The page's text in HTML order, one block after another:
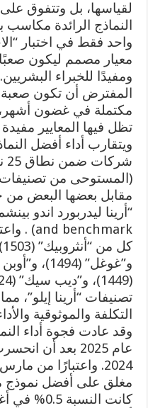
لقياسها، بل وتتفوق
واحد فقط في اختبار
معيار مصمم ليكون
ومفيدًا للخبراء
المفترض أن تكون
مكتملة في غضون أشهر،
تظل فيها المعايير مفيدة
(المستوحى من تصنيفات
مقابل بعضها البعض
تصنيفات “أرينا إيلو”،
التكلفة والموثوقية
وقد عادت فجوة أداء
عام 2025 بعد